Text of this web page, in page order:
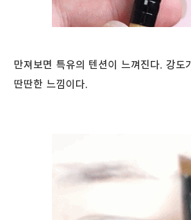
만져보면 특유의 텐션이 느껴진다. 강도
딴딴한 느낌이다.